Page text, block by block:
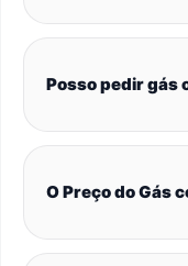
Posso pedir gás
O Preço do Gás